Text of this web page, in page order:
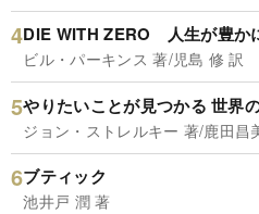
DIE WITH ZERO 人生が豊か
ビル・パーキンス 著/児島 修 訳
やりたいことが見つかる 世界
ジョン・ストレルキー 著/鹿田昌
ブティック
池井戸 潤 著